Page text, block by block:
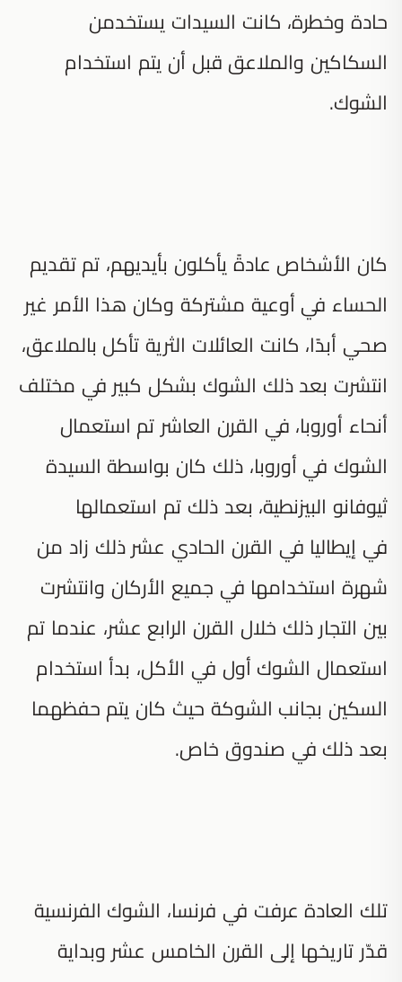
حادة وخطرة، كانت السيدات يستخدمن
السكاكين والملاعق قبل أن يتم استخدام
الشوك.
كان الأشخاص عادةً يأكلون بأيديهم، تم تقديم
الحساء في أوعية مشتركة وكان هذا الأمر غير
صحي أبدًا، كانت العائلات الثرية تأكل بالملاعق،
انتشرت بعد ذلك الشوك بشكل كبير في مختلف
أنحاء أوروبا، في القرن العاشر تم استعمال
الشوك في أوروبا، ذلك كان بواسطة السيدة
ثيوفانو البيزنطية، بعد ذلك تم استعمالها
في إيطاليا في القرن الحادي عشر ذلك زاد من
شهرة استخدامها في جميع الأركان وانتشرت
بين التجار ذلك خلال القرن الرابع عشر، عندما تم
استعمال الشوك أول في الأكل، بدأ استخدام
السكين بجانب الشوكة حيث كان يتم حفظهما
بعد ذلك في صندوق خاص.
تلك العادة عرفت في فرنسا، الشوك الفرنسية
قدّر تاريخها إلى القرن الخامس عشر وبداية